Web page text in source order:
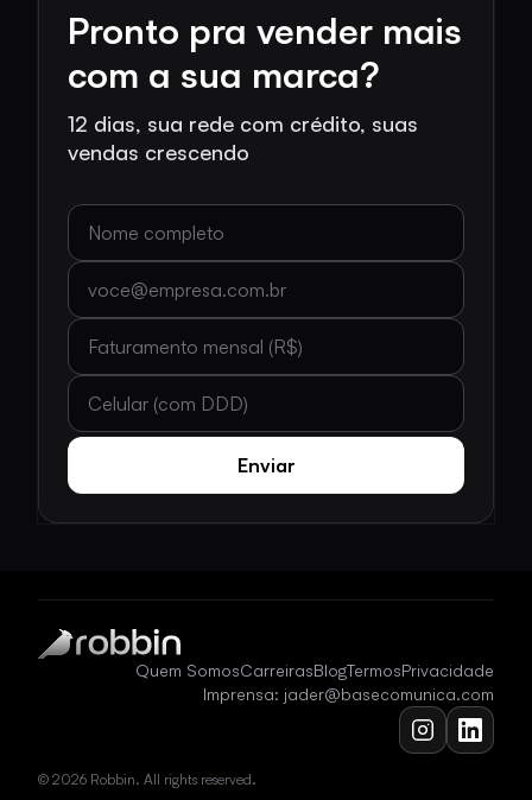
Pronto pra vender mais
com a sua marca?
12 dias, sua rede com crédito, suas
vendas crescendo
Nome completo
E-mail
Faturamento mensal (R$)
Celular (com DDD)
Enviar
Quem SomosCarreirasBlogTermosPrivacidade
Imprensa: jader@basecomunica.com
© 2026 Robbin. All rights reserved.